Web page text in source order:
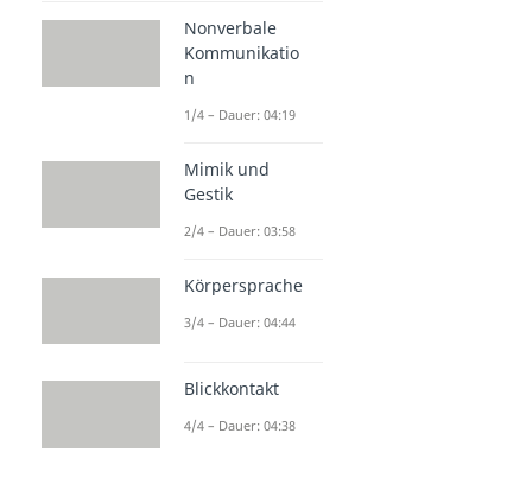
Nonverbale
Kommunikatio
n
1/4 – Dauer: 04:19
Mimik und
Gestik
2/4 – Dauer: 03:58
Körpersprache
3/4 – Dauer: 04:44
Blickkontakt
4/4 – Dauer: 04:38